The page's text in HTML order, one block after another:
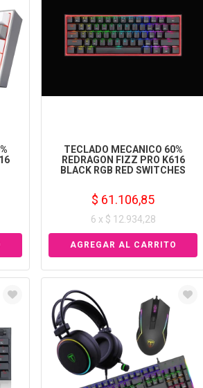
TECLADO MECANICO 60%
REDRAGON FIZZ PRO K616
BLACK RGB RED SWITCHES
$ 61.106,85
6 x $ 12.934,28